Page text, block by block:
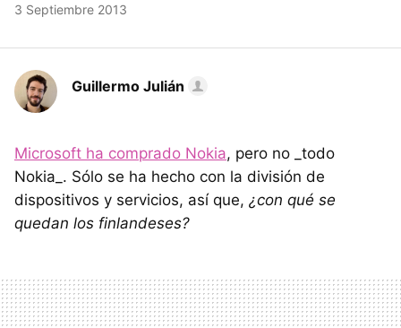
3 Septiembre 2013
Guillermo Julián
Microsoft ha comprado Nokia, pero no _todo
Nokia_. Sólo se ha hecho con la división de
dispositivos y servicios, así que, ¿con qué se
quedan los finlandeses?